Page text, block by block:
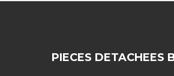
PIECES DETACHEES